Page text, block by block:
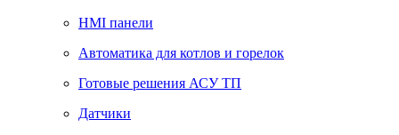
HMI панели
Автоматика для котлов и горелок
Готовые решения АСУ ТП
Датчики